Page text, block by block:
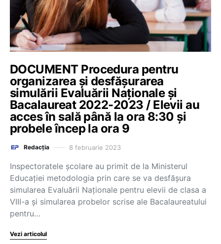
DOCUMENT Procedura pentru
organizarea și desfășurarea
simulării Evaluării Naționale și
Bacalaureat 2022-2023 / Elevii au
acces în sală până la ora 8:30 și
probele încep la ora 9
Redacția 8 februarie 2023
Inspectoratele școlare au primit de la Ministerul
Educației metodologia prin care se va desfășura
simularea Evaluării Naționale pentru elevii de clasa a
VIII-a și simularea probelor scrise ale Bacalaureatului
pentru…
Vezi articolul